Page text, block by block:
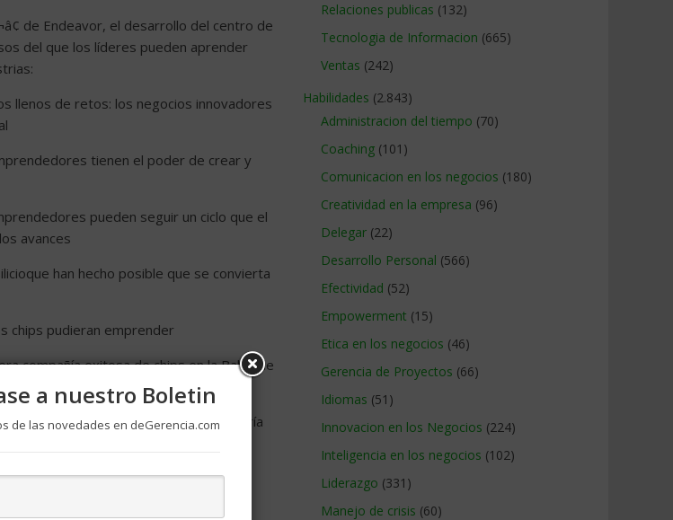
de Endeavor, el desarrollo del centro de
del que los líderes pueden aprender
llenos de retos: los negocios innovadores
tienen el poder de crear y
pueden seguir un ciclo que el
avances
han hecho posible que se convierta
chips pudieran emprender
compañía exitosa de chips en la Bahía de
ayudar a expandir lo que pronto sería
con un ciclo de cuatro
a la siguiente generación)
Relaciones publicas (132)
Tecnologia de Informacion (665)
Ventas (242)
Habilidades (2.843)
Administracion del tiempo (70)
Coaching (101)
Comunicacion en los negocios (180)
Creatividad en la empresa (96)
Delegar (22)
Desarrollo Personal (566)
Efectividad (52)
Empowerment (15)
Etica en los negocios (46)
Gerencia de Proyectos (66)
Idiomas (51)
Innovacion en los Negocios (224)
Inteligencia en los negocios (102)
Liderazgo (331)
Manejo de crisis (60)
a nuestro Boletin
de las novedades en deGerencia.com